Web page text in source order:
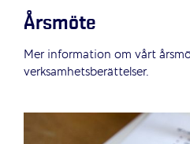
Årsmöte
Mer information om vårt
verksamhetsberättelser.